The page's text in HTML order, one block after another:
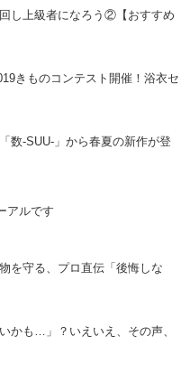
し上級者になろう②【おすすめ
きものコンテスト開催！浴衣セ
数-SUU-」から春夏の新作が登
アルです
を守る、プロ直伝「後悔しな
かも…」？いえいえ、その声、